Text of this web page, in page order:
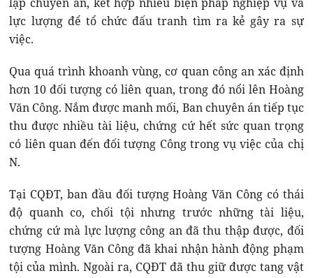
lực lượng để tổ chức đấu tranh tìm ra kẻ gây ra sự
việc.
Qua quá trình khoanh vùng, cơ quan công an xác định
hơn 10 đối tượng có liên quan, trong đó nổi lên Hoàng
Văn Công. Nắm được manh mối, Ban chuyên án tiếp tục
thu được nhiều tài liệu, chứng cứ hết sức quan trọng
có liên quan đến đối tượng Công trong vụ việc của chị
N.
Tại CQĐT, ban đầu đối tượng Hoàng Văn Công có thái
độ quanh co, chối tội nhưng trước những tài liệu,
chứng cứ mà lực lượng công an đã thu thập được, đối
tượng Hoàng Văn Công đã khai nhận hành động phạm
tội của mình. Ngoài ra, CQĐT đã thu giữ được tang vật